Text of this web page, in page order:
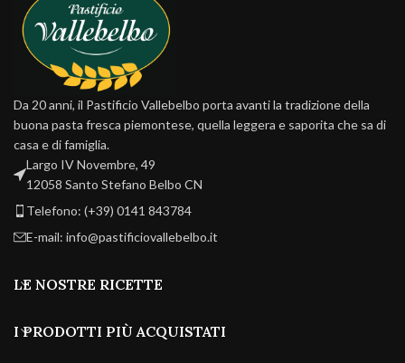
Da 20 anni, il Pastificio Vallebelbo porta avanti la tradizione della
buona pasta fresca piemontese, quella leggera e saporita che sa di
casa e di famiglia.
Largo IV Novembre, 49
12058 Santo Stefano Belbo CN
Telefono: (+39) 0141 843784
E-mail: info@pastificiovallebelbo.it
LE NOSTRE RICETTE
I PRODOTTI PIÙ ACQUISTATI